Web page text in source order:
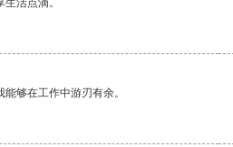
活点滴。
够在工作中游刃有余。